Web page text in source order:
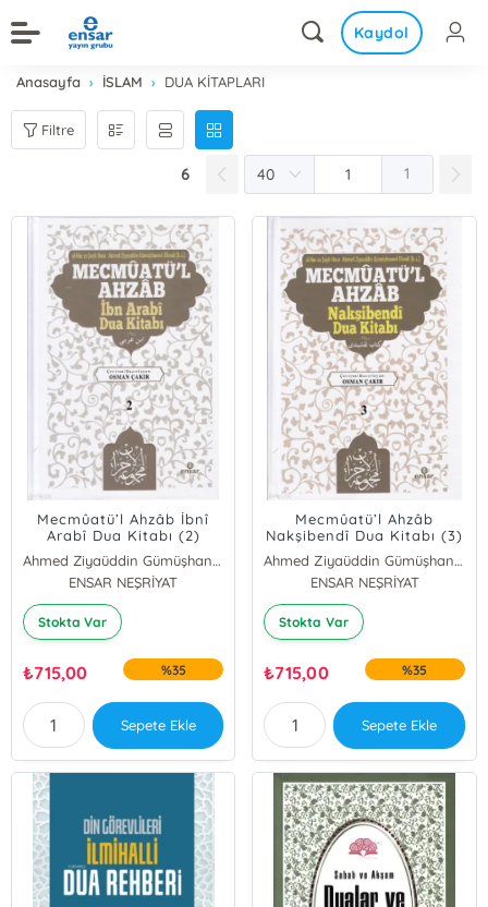
Kaydol
Anasayfa İSLAM DUA KİTAPLARI
Filtre
6 1
Mecmûatü’l Ahzâb İbnî
Arabî Dua Kitabı (2)
Ahmed Ziyaüddin Gümüşhanevi
ENSAR NEŞRİYAT
Stokta Var
₺715,00 %35
Sepete Ekle
Mecmûatü’l Ahzâb
Nakşibendî Dua Kitabı (3)
Ahmed Ziyaüddin Gümüşhanevi
ENSAR NEŞRİYAT
Stokta Var
₺715,00 %35
Sepete Ekle